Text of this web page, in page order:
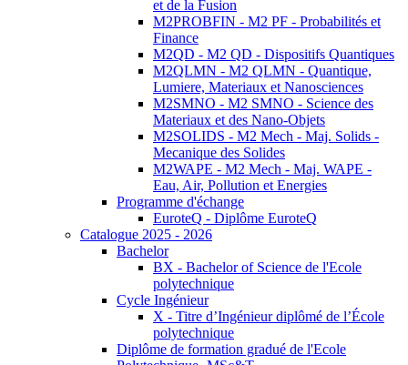
et de la Fusion
M2PROBFIN - M2 PF - Probabilités et
Finance
M2QD - M2 QD - Dispositifs Quantiques
M2QLMN - M2 QLMN - Quantique,
Lumiere, Materiaux et Nanosciences
M2SMNO - M2 SMNO - Science des
Materiaux et des Nano-Objets
M2SOLIDS - M2 Mech - Maj. Solids -
Mecanique des Solides
M2WAPE - M2 Mech - Maj. WAPE -
Eau, Air, Pollution et Energies
Programme d'échange
EuroteQ - Diplôme EuroteQ
Catalogue 2025 - 2026
Bachelor
BX - Bachelor of Science de l'Ecole
polytechnique
Cycle Ingénieur
X - Titre d’Ingénieur diplômé de l’École
polytechnique
Diplôme de formation gradué de l'Ecole